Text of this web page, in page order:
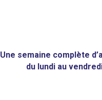
Une semaine complète
du lundi au